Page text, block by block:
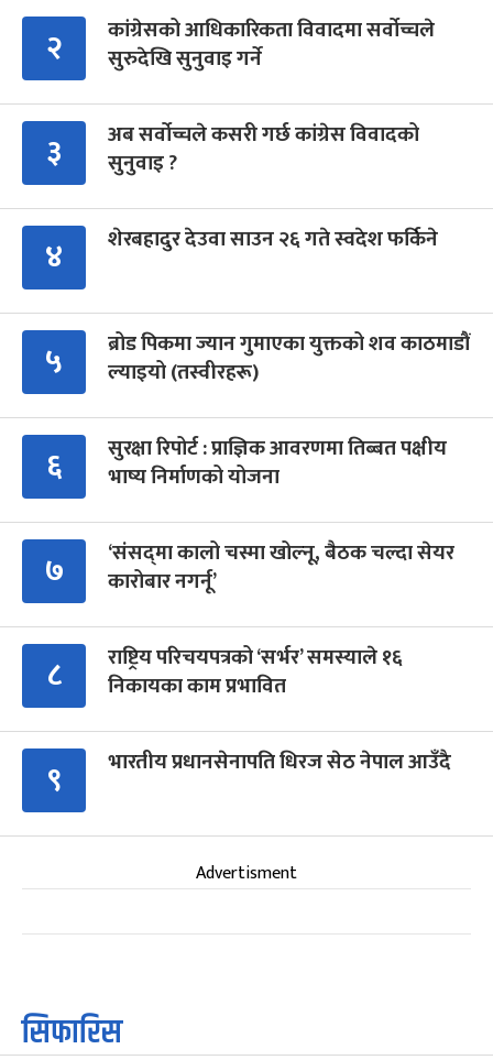
२
कांग्रेसको आधिकारिकता विवादमा सर्वोच्चले
सुरुदेखि सुनुवाइ गर्ने
३
अब सर्वोच्चले कसरी गर्छ कांग्रेस विवादको
सुनुवाइ ?
४ शेरबहादुर देउवा साउन २६ गते स्वदेश फर्किने
५
ब्रोड पिकमा ज्यान गुमाएका युक्तको शव काठमाडौं
ल्याइयो (तस्वीरहरू)
६
सुरक्षा रिपोर्ट : प्राज्ञिक आवरणमा तिब्बत पक्षीय
भाष्य निर्माणको योजना
७
‘संसद्‍मा कालो चस्मा खोल्नू, बैठक चल्दा सेयर
कारोबार नगर्नू’
८
राष्ट्रिय परिचयपत्रको ‘सर्भर’ समस्याले १६
निकायका काम प्रभावित
९ भारतीय प्रधानसेनापति धिरज सेठ नेपाल आउँदै
Advertisment
सिफारिस